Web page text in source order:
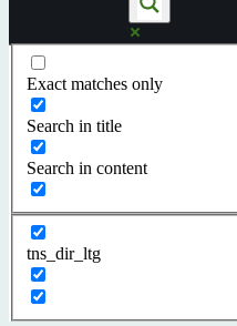
Exact matches only
Search in title
Search in content
tns_dir_ltg